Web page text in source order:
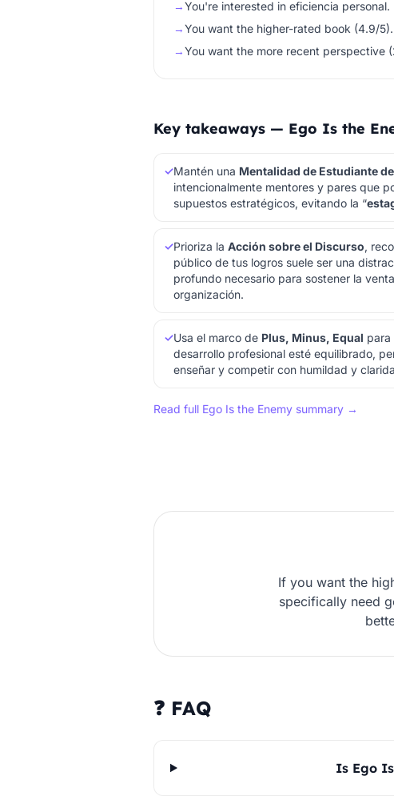
→You're interested in eficiencia personal.
→You want the higher-rated book (4.9/5).
→You want the more recent perspective
Key takeaways — Ego Is the
✓Mantén una Mentalidad de Estudiante
intencionalmente mentores y pares que
supuestos estratégicos, evitando la “
✓Prioriza la Acción sobre el Discurso,
público de tus logros suele ser una
profundo necesario para sostener la
organización.
✓Usa el marco de Plus, Minus, Equal para
desarrollo profesional esté equilibrado,
enseñar y competir con humildad y
Read full Ego Is the Enemy summary →
If you want the
specifically need
❓ FAQ
Is Ego